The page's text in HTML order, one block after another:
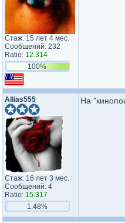
Стаж: 15 лет 4 мес.
Сообщений: 232
Ratio: 12.314
100%
Allias555
Стаж: 16 лет 3 мес.
Сообщений: 4
Ratio: 15.317
1.48%
На